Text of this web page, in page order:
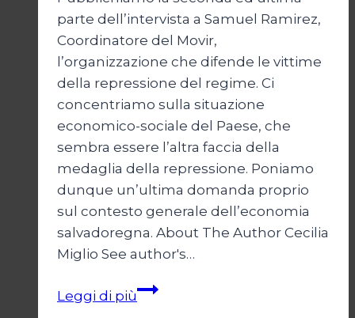
parte dell’intervista a Samuel Ramirez,
Coordinatore del Movir,
l’organizzazione che difende le vittime
della repressione del regime. Ci
concentriamo sulla situazione
economico-sociale del Paese, che
sembra essere l’altra faccia della
medaglia della repressione. Poniamo
dunque un’ultima domanda proprio
sul contesto generale dell’economia
salvadoregna. About The Author Cecilia
Miglio See author's…
Leggi di piùBukele